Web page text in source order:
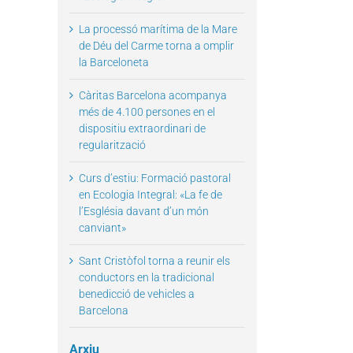
La processó marítima de la Mare
de Déu del Carme torna a omplir
la Barceloneta
Càritas Barcelona acompanya
més de 4.100 persones en el
dispositiu extraordinari de
regularització
Curs d’estiu: Formació pastoral
en Ecologia Integral: «La fe de
l’Església davant d’un món
canviant»
Sant Cristòfol torna a reunir els
conductors en la tradicional
benedicció de vehicles a
Barcelona
Arxiu